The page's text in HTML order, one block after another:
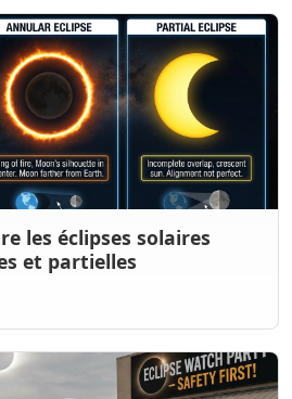
les éclipses solaires
et partielles